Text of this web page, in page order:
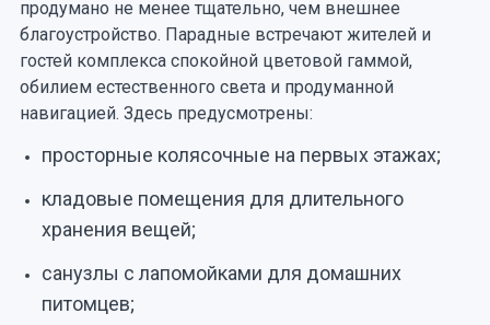
продумано не менее тщательно, чем внешнее
благоустройство. Парадные встречают жителей и
гостей комплекса спокойной цветовой гаммой,
обилием естественного света и продуманной
навигацией. Здесь предусмотрены:
просторные колясочные на первых этажах;
кладовые помещения для длительного
хранения вещей;
санузлы с лапомойками для домашних
питомцев;